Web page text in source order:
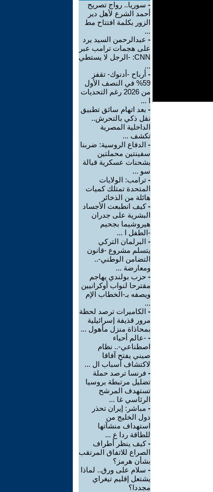
- سوريا.. رواج تصريح
أحمد الشرع لأهل دير
الزور بكلمة افتتاح مط
...
- عبدالرحمن السيد يرد
على هجمات ترامب عبر
CNN: -الرجل لا يستطي
...
- أرباح -أدنوك- تقفز
59% في النصف الأول
من 2026 رغم التحديات
ا ...
- بعد اتهام سائق تطبيق
نقل ذكي بالتحرش..
الداخلية المصرية
تكشف ...
- الدفاع الروسية: ضربنا
سفينتين محملتين
بشحنات عسكرية قبالة
سو ...
- ترامب: الولايات
المتحدة تمتلك كميات
هائلة من الذخائر
-كيف انطبعت الأجساد
البشرية على جدران
هيروشيما بجحيم
-الطفل ا ...
- البرلمان التركي
يتسلم مشروع -قانون
التضامن الوطني-..
ومعارضة ...
- حزب بولندي يهاجم
مقترحا لنواب أوكرانيين
ويصفه بـ-الخطاب الإم
...
- الكاميرات ترصد لحظة
مرور قذيفة إسرائيلية
بمحاذاة منزل مأهول ...
- -عالم أحياء
اصطناعي-.. نظام
صيني يفتح آفاقا
لاكتشاف أسباب ال ...
- فرنسا ترصد حملة
تضليل مرتبطة بروسيا
تستهدف المرشح
الرئاسي غا ...
- مباشر: إيران تحذر
دول الخليج من
استهداف منشآتها
للطاقة ردا ع ...
-كيف ينظر أطراف
الصراع للاتفاق المرتقب
بشأن هرمز؟
- سلام على ورق.. لماذا
يشتعل إقليم تيغراي
مجددا؟